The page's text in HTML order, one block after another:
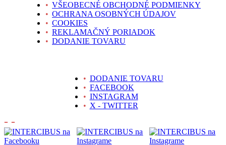
• VŠEOBECNÉ OBCHODNÉ PODMIENKY
• OCHRANA OSOBNÝCH ÚDAJOV
• COOKIES
• REKLAMAČNÝ PORIADOK
• DODANIE TOVARU
• DODANIE TOVARU
• FACEBOOK
• INSTAGRAM
• X - TWITTER
- -